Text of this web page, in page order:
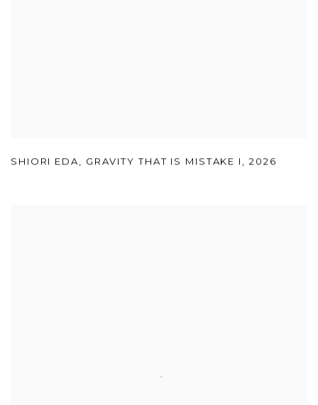
SHIORI EDA, GRAVITY THAT IS MISTAKE I , 2026